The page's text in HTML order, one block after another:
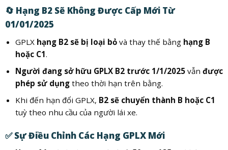
🔄 Hạng B2 Sẽ Không Được Cấp Mới Từ
01/01/2025
GPLX hạng B2 sẽ bị loại bỏvà thay thế bằng hạng B
hoặc C1.
Người đang sở hữu GPLX B2 trước 1/1/2025vẫn được
phép sử dụngtheo thời hạn trên bằng.
Khi đến hạn đổi GPLX, B2 sẽ chuyển thành B hoặc C1
tuỳ theo nhu cầu của người lái xe.
✅Sự Điều Chỉnh Các Hạng GPLX Mới